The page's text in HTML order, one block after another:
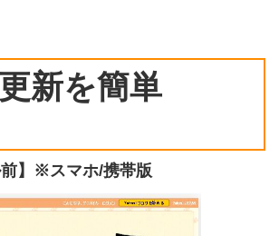
新を簡単
前】※スマホ/携帯版